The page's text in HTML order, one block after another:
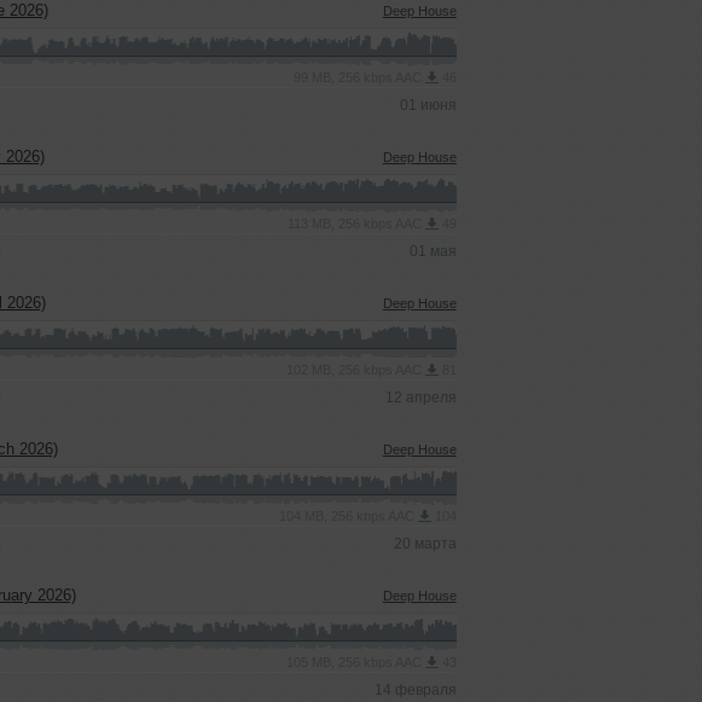
2026) Deep House
01 июня
2026) Deep House
01 мая
2026) Deep House
12 апреля
2026) Deep House
20 марта
2026) Deep House
14 февраля